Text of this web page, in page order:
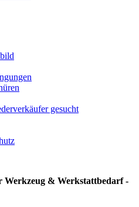
gesucht
& Werkstattbedarf -